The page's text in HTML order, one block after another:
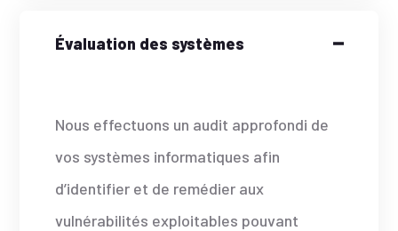
Évaluation des systèmes
Nous effectuons un audit approfondi de
vos systèmes informatiques afin
d’identifier et de remédier aux
vulnérabilités exploitables pouvant